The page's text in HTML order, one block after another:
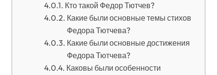
Кто такой Федор Тютчев?
Какие были основные темы стихов
Федора Тютчева?
Какие были основные достижения
Федора Тютчева?
Каковы были особенности